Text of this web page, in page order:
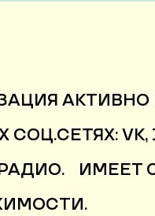
СОЦ.СЕТЯХ: VK,
РАДИО. ИМЕЕТ